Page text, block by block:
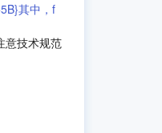
其中，f
意技术规范